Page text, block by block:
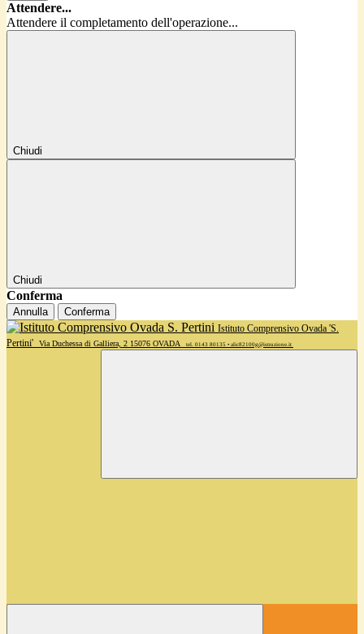
Attendere...
Attendere il completamento dell'operazione...
Chiudi
Chiudi
Conferma
Annulla Conferma
Istituto Comprensivo Ovada 'S.
Pertini'
Via Duchessa di Galliera, 2 15076 OVADA tel. 0143 80135 • alic82100g@istruzione.it